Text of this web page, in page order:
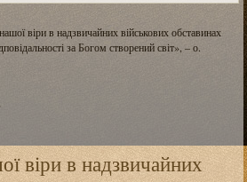
віри в надзвичайних військових обставинах
за Богом створений світ», – о.
віри в надзвичайних